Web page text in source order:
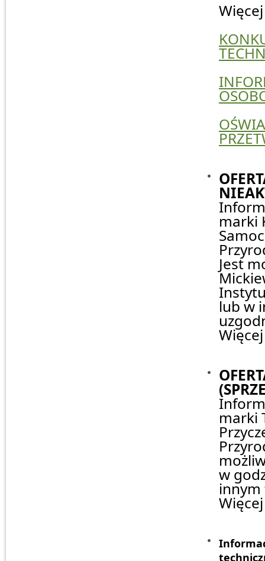
marki
Jest
lub w
marki
w